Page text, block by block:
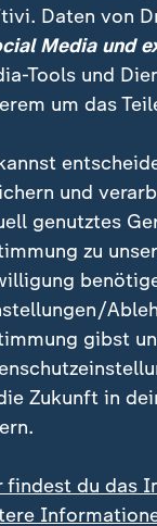
in die
die Polizei zu
Daten von
Media und
Tools und
um das
und
genutztes
zu
gibst
Zukunft in
findest du das